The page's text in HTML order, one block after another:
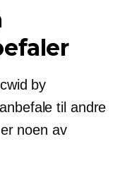
by
til andre
noen av